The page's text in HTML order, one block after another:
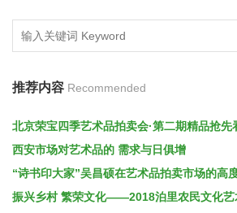
推荐内容 Recommended
北京荣宝四季艺术品拍卖会·第二期精品抢先
西安市场对艺术品的 需求与日俱增
“诗书印大家”吴昌硕在艺术品拍卖市场的高
振兴乡村 繁荣文化——2018泊里农民文化艺